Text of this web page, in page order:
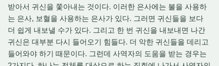
받아서 귀신을 쫓아내는 것이다. 이러한 은사에는 불을 사용하
는 은사, 보혈을 사용하는 은사가 있다. 그러면 귀신들을 보다
더 쉽게 내보낼 수가 있다. 그리고 한 번 귀신을 내보내면 나간
귀신은 대부분 다시 들어오기 힘들다. 더 악한 귀신들을 데리고
들어와야 하기 때문이다. 그런데 사역자의 도움을 받는 경우는